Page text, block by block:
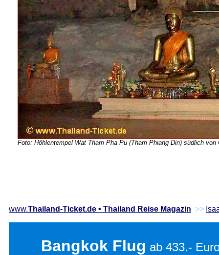
Foto: Höhlentempel Wat Tham Pha Pu (Tham Phiang Din) südlich von
www.Thailand-Ticket.de • Thailand Reise Magazin >>
Bangkok Flug ab 433.-